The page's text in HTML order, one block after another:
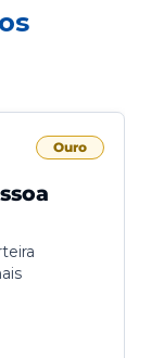
Ouro